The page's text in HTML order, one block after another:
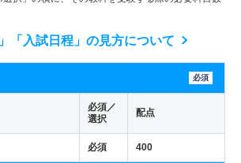
「入試日程」の見方について
必須
必須／
選択
配点
必須 400